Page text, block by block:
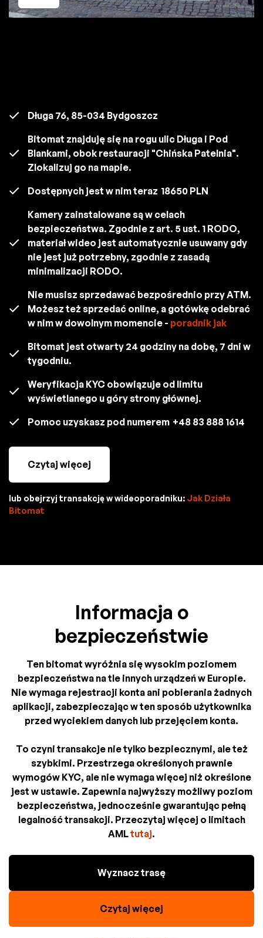
Długa 76, 85-034 Bydgoszcz
Bitomat znajduję się na rogu ulic Długa i Pod
Blankami, obok restauracji "Chińska Patelnia".
Zlokalizuj go na mapie.
Dostępnych jest w nim teraz 18650 PLN
Kamery zainstalowane są w celach
bezpieczeństwa. Zgodnie z art. 5 ust. 1 RODO,
materiał wideo jest automatycznie usuwany gdy
nie jest już potrzebny, zgodnie z zasadą
minimalizacji RODO.
Nie musisz sprzedawać bezpośrednio przy ATM.
Możesz też sprzedać online, a gotówkę odebrać
w nim w dowolnym momencie - poradnik jak
Bitomat jest otwarty 24 godziny na dobę, 7 dni w
tygodniu.
Weryfikacja KYC obowiązuje od limitu
wyświetlanego u góry strony głównej.
Pomoc uzyskasz pod numerem +48 83 888 1614
Czytaj więcej
lub obejrzyj transakcję w wideoporadniku: Jak Działa
Bitomat
Informacja o
bezpieczeństwie
Ten bitomat wyróżnia się wysokim poziomem
bezpieczeństwa na tle innych urządzeń w Europie.
Nie wymaga rejestracji konta ani pobierania żadnych
aplikacji, zabezpieczając w ten sposób użytkownika
przed wyciekiem danych lub przejęciem konta.
To czyni transakcje nie tylko bezpiecznymi, ale też
szybkimi. Przestrzega określonych prawnie
wymogów KYC, ale nie wymaga więcej niż określone
jest w ustawie. Zapewnia najwyższy możliwy poziom
bezpieczeństwa, jednocześnie gwarantując pełną
legalność transakcji. Przeczytaj więcej o limitach
AMLtutaj.
Wyznacz trasę
Czytaj więcej